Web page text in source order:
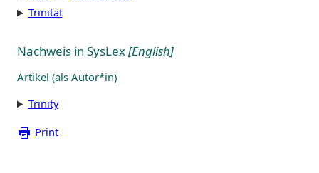
Trinität
Nachweis in SysLex[English]
Artikel (als Autor*in)
Trinity
Print